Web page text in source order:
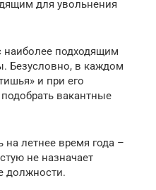
для увольнения
наиболее подходящим
Безусловно, в каждом
и при его
вакантные
на летнее время года –
не назначает
должности.